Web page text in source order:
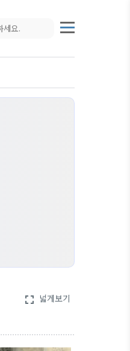
fullscreen 넓게보기